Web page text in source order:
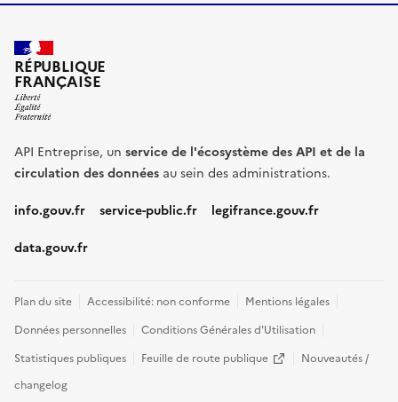
RÉPUBLIQUE
FRANÇAISE
API Entreprise, un service de l'écosystème des API et de la
circulation des données au sein des administrations.
info.gouv.fr
service-public.fr
legifrance.gouv.fr
data.gouv.fr
Plan du site Accessibilité: non conforme
Mentions légales
Données personnelles
Conditions Générales d'Utilisation
Statistiques publiques
Feuille de route publique (nouvelle fenêtre)
Nouveautés /
changelog